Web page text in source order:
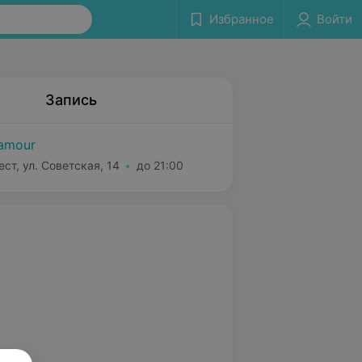
Избранное Войти
Запись
ул. Советская, 14 до 21:00